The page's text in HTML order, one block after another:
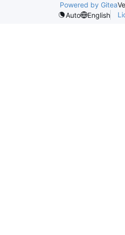
Powered by Gitea
Auto
English